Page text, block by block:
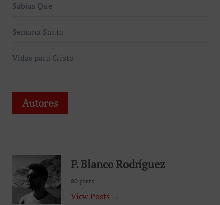
Sabías Que
Semana Santa
Vidas para Cristo
Autores
P. Blanco Rodríguez
80 posts
View Posts →